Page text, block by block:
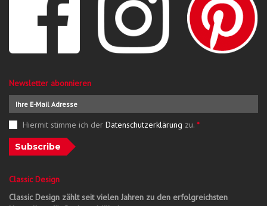
Newsletter abonnieren
Hiermit stimme ich der Datenschutzerklärung zu. *
Subscribe
Classic Design
Classic Design zählt seit vielen Jahren zu den erfolgreichsten